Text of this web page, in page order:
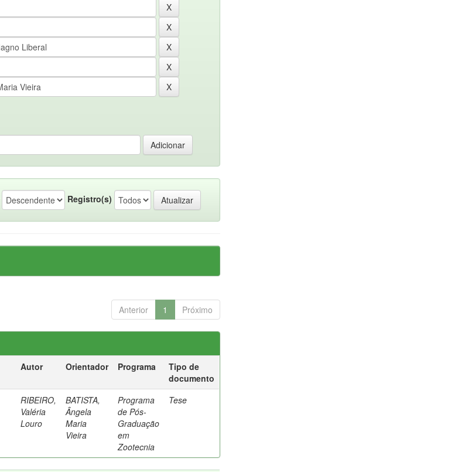
Registro(s)
Anterior 1 Próximo
Autor Orientador Programa
Tipo de
documento
RIBEIRO,
Valéria
Louro
BATISTA,
Ângela
Maria
Vieira
Programa
de Pós-
Graduação
em
Zootecnia
Tese